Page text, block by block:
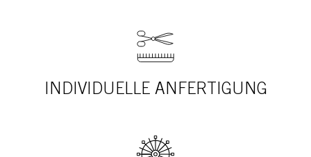
INDIVIDUELLE ANFERTIGUNG